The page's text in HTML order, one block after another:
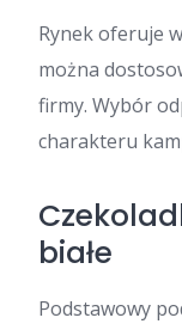
Rynek oferuje
można
firmy. Wybór
charakteru
białe
Podstawowy